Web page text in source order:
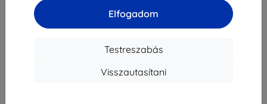
Elfogadom
Testreszabás
Visszautasítani
info@top4mobile.eu